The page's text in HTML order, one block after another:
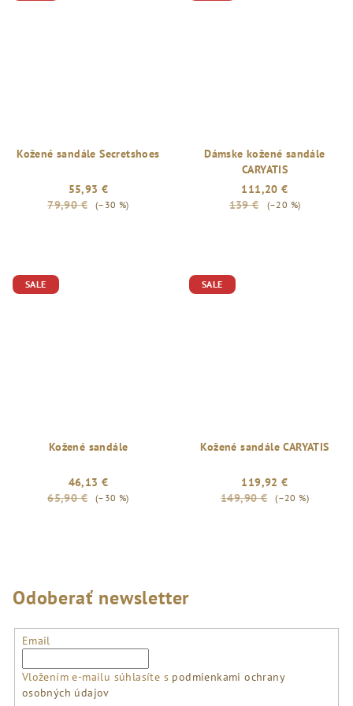
Kožené sandále Secretshoes
55,93 €
79,90 €
(–30 %)
Dámske kožené sandále
CARYATIS
111,20 €
139 €
(–20 %)
SALE
Kožené sandále
46,13 €
65,90 €
(–30 %)
SALE
Kožené sandále CARYATIS
119,92 €
149,90 €
(–20 %)
Odoberať newsletter
Email
Vložením e-mailu súhlasíte s podmienkami ochrany
osobných údajov